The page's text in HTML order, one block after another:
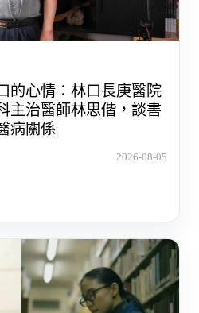
的心情：林口長庚醫院
主治醫師林思偕，談書
病關係
2026-08-05